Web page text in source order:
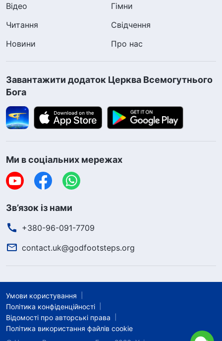
Відео
Гімни
Читання
Свідчення
Новини
Про нас
Завантажити додаток Церква Всемогутнього
Бога
Ми в соціальних мережах
Зв’язок із нами
+380-96-091-7709
contact.uk@godfootsteps.org
Умови користування
Політика конфіденційності
Відомості про авторські права
Політика використання файлів cookie